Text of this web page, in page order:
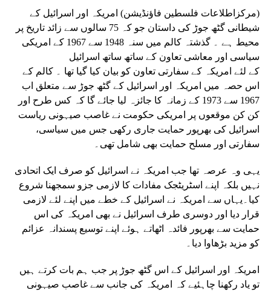
(مرکزاطلاعات فلسطین فاؤنڈیشن) امریکہ اور اسرائیل کے
شیطانی گٹھ جوڑ کی داستان جو کہ 75 سالوں سے زائد تاریخ پر
محیط ہے ۔ گذشتہ کالم میں سنہ 1948 سے 1967 کے امریکی
سیاسی اور معاشی تعاون کے ساتھ ساتھ اسرائیل
کے لئے امریکہ کے سفارتی تعاون کو بیان کیا گیا تھا ۔ کالم کے
اس حصہ میں امریکہ اور اسرائیل کے گٹھ جوڑ سے متعلق اب
1967 سے 1973 کے زمانہ کا جائزہ لیا جائے گا کہ کس طرح اور
کن کن موقعوں پر امریکی حکومت نے غاصب صیہونی ریاست
اسرائیل کی بھرپور حمایت جاری رکھی جس میں سیاسی،
سفارتی اور مسلح حمایت بھی شامل تھی۔
یہی وہ عرصہ تھا جب امریکہ نے اسرائیل کو صرف ایک اتحادی
نہیں بلکہ اپنے اسٹریٹجک مفادات کا لازمی جزو سمجھنا شروع
کیا۔یہاں سے امریکہ نے اسرائیل کے خطے میں اپنے لئے لازمی
قرار دیا اور دوسری طرف اسرائیل نے بھی امریکہ کی اس
حمایت سے بھرپور فائدہ اٹھاتے ہوئے اپنے توسیع پسندانہ عزائم
کو مزید بڑھاوا دیا۔
امریکہ اور اسرائیل کے اس گٹھ جوڑ پر جب ہم بات کرتے ہیں
تو یاد رکھنا چاہئیے کہ امریکہ کی جانب سے غاصب صیہونی